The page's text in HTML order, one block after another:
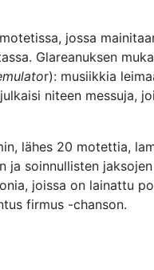
jossa
Glareanuksen
r): musiikkia
niteen messuja,
lähes 20 motettia,
soinnullisten
joissa on lainattu
firmus -chanson.